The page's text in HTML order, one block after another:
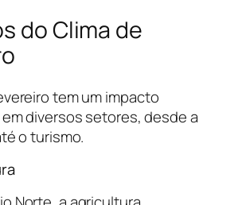
do Clima de
tem um impacto
diversos setores, desde a
o turismo.